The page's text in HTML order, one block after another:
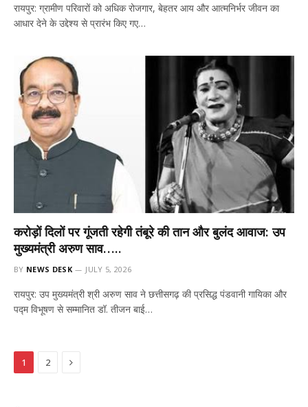
रायपुर: ग्रामीण परिवारों को अधिक रोजगार, बेहतर आय और आत्मनिर्भर जीवन का
आधार देने के उद्देश्य से प्रारंभ किए गए…
करोड़ों दिलों पर गूंजती रहेगी तंबूरे की तान और बुलंद आवाज: उप
मुख्यमंत्री अरुण साव…..
BY NEWS DESK JULY 5, 2026
रायपुर: उप मुख्यमंत्री श्री अरुण साव ने छत्तीसगढ़ की प्रसिद्ध पंडवानी गायिका और
पद्म विभूषण से सम्मानित डॉ. तीजन बाई…
1 2 Next